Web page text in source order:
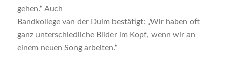
gehen.“ Auch
Bandkollege van der Duim bestätigt: „Wir haben oft
ganz unterschiedliche Bilder im Kopf, wenn wir an
einem neuen Song arbeiten.“